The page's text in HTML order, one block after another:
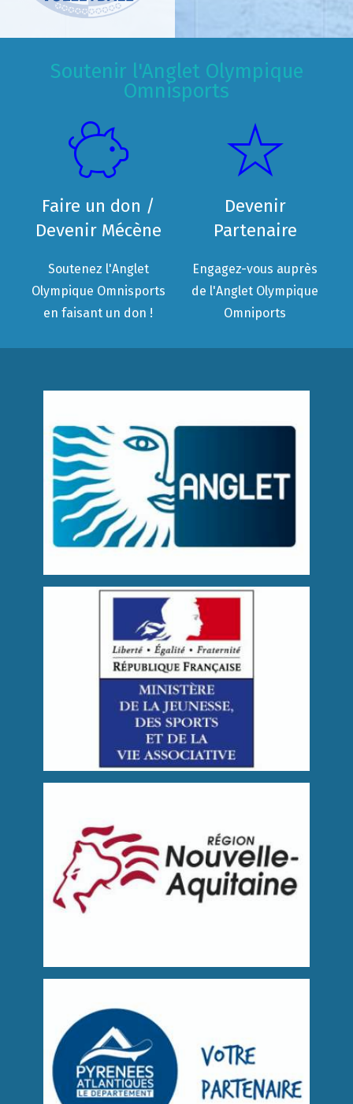
Soutenir l'Anglet Olympique
Omnisports
Faire un don /
Devenir Mécène
Soutenez l'Anglet
Olympique Omnisports
en faisant un don !
Devenir
Partenaire
Engagez-vous auprès
de l'Anglet Olympique
Omniports